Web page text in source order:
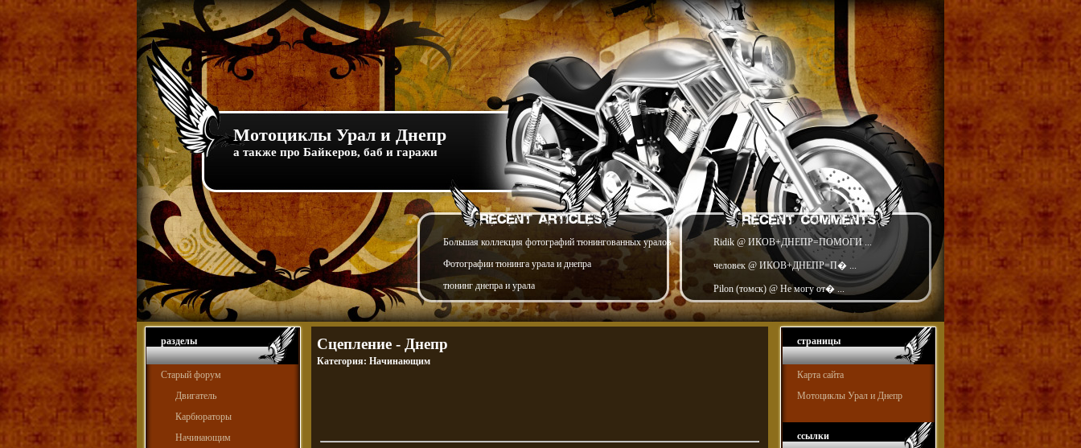
Мотоциклы Урал и Днепр
а также про Байкеров, баб и гаражи
Большая коллекция фотографий тюнингованных уралов
Фотографии тюнинга урала и днепра
тюнинг днепра и урала
Ridik @ ИКОВ+ДНЕПР=ПОМОГИ ...
человек @ ИКОВ+ДНЕПР=П� ...
Pilon (томск) @ Не могу от� ...
разделы
Старый форум
Двигатель
Карбюраторы
Начинающим
Сцепление - Днепр
Категория: Начинающим
страницы
Карта сайта
Мотоциклы Урал и Днепр
ссылки